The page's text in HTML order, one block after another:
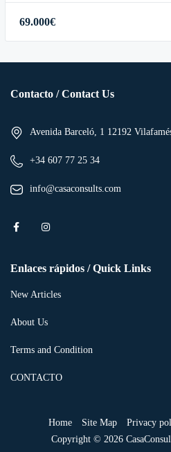
69.000€
Contacto / Contact Us
Avenida Barceló, 1 12192
+34 607 77 25 34
info@casaconsults.com
Enlaces rápidos / Quick Links
New Articles
About Us
Terms and Condition
CONTACTO
Copyright © 2026
Home Site Map Privacy